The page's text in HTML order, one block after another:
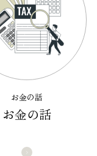
お金の話
お金の話